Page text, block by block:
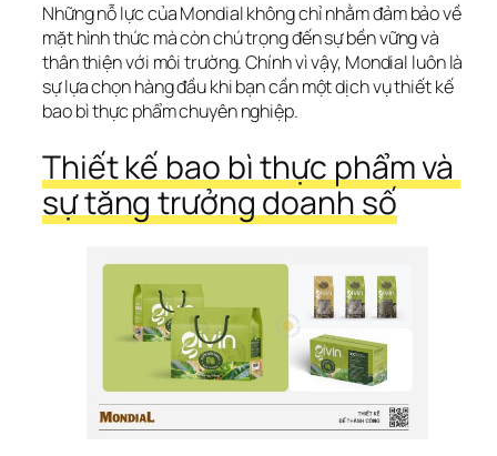
Những nỗ lực của Mondial không chỉ nhằm đảm bảo về
mặt hình thức mà còn chú trọng đến sự bền vững và
thân thiện với môi trường. Chính vì vậy, Mondial luôn là
sự lựa chọn hàng đầu khi bạn cần một dịch vụ thiết kế
bao bì thực phẩm chuyên nghiệp.
Thiết kế bao bì thực phẩm và
sự tăng trưởng doanh số